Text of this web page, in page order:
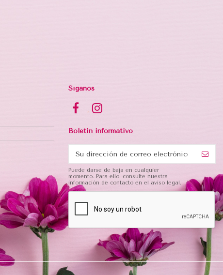
Síganos
Boletin informativo
Puede darse de baja en cualquier
momento. Para ello, consulte nuestra
información de contacto en el aviso legal.